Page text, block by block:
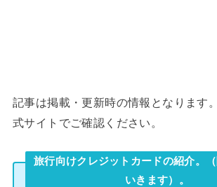
記事は掲載・更新時の情報となります
式サイトでご確認ください。
旅行向けクレジットカードの紹介。
いきます）。